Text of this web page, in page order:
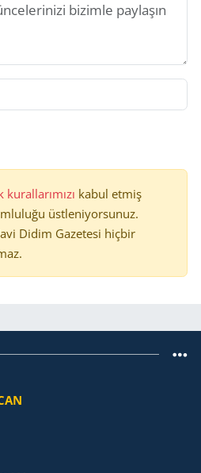
kabul etmiş
üstleniyorsunuz.
Didim Gazetesi hiçbir